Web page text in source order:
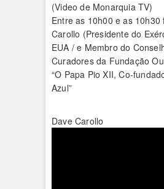
(Video de Monarquia TV)
Entre as 10h00 e as 10h30
Carollo (Presidente do
EUA / e Membro do
Curadores da Fundação
“O Papa Pio XII, Co-
Azul”
Dave Carollo